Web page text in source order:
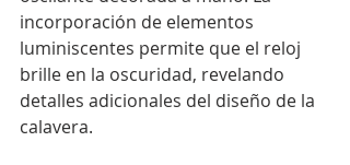
incorporación de elementos
luminiscentes permite que el reloj
brille en la oscuridad, revelando
detalles adicionales del diseño de la
calavera.